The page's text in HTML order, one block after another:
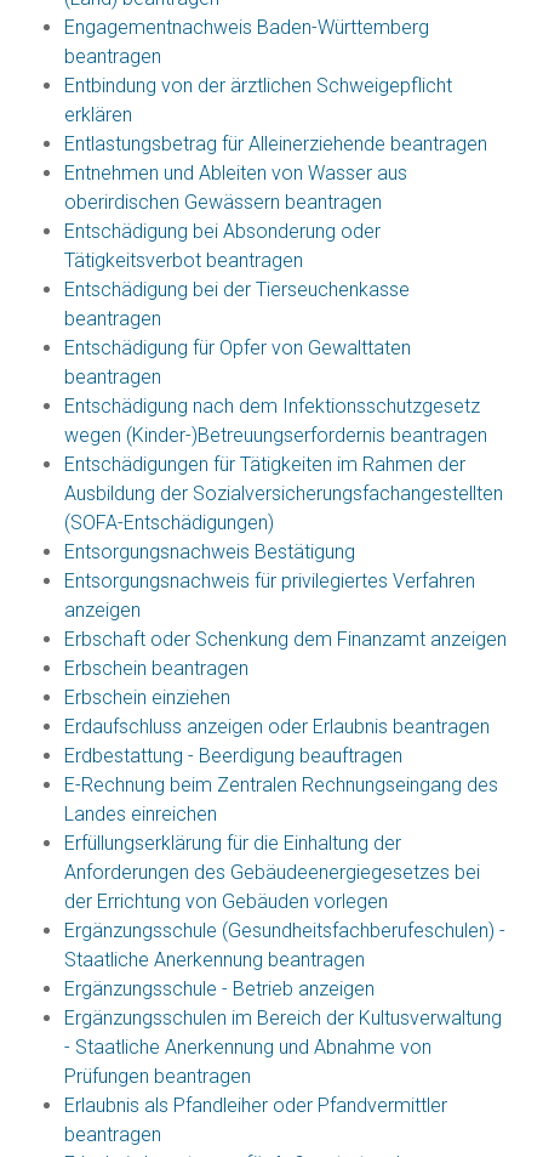
Engagementnachweis Baden-Württemberg
beantragen
Entbindung von der ärztlichen Schweigepflicht
erklären
Entlastungsbetrag für Alleinerziehende beantragen
Entnehmen und Ableiten von Wasser aus
oberirdischen Gewässern beantragen
Entschädigung bei Absonderung oder
Tätigkeitsverbot beantragen
Entschädigung bei der Tierseuchenkasse
beantragen
Entschädigung für Opfer von Gewalttaten
beantragen
Entschädigung nach dem Infektionsschutzgesetz
wegen (Kinder-)Betreuungserfordernis beantragen
Entschädigungen für Tätigkeiten im Rahmen der
Ausbildung der Sozialversicherungsfachangestellten
(SOFA-Entschädigungen)
Entsorgungsnachweis Bestätigung
Entsorgungsnachweis für privilegiertes Verfahren
anzeigen
Erbschaft oder Schenkung dem Finanzamt anzeigen
Erbschein beantragen
Erbschein einziehen
Erdaufschluss anzeigen oder Erlaubnis beantragen
Erdbestattung - Beerdigung beauftragen
E-Rechnung beim Zentralen Rechnungseingang des
Landes einreichen
Erfüllungserklärung für die Einhaltung der
Anforderungen des Gebäudeenergiegesetzes bei
der Errichtung von Gebäuden vorlegen
Ergänzungsschule (Gesundheitsfachberufeschulen) -
Staatliche Anerkennung beantragen
Ergänzungsschule - Betrieb anzeigen
Ergänzungsschulen im Bereich der Kultusverwaltung
- Staatliche Anerkennung und Abnahme von
Prüfungen beantragen
Erlaubnis als Pfandleiher oder Pfandvermittler
beantragen